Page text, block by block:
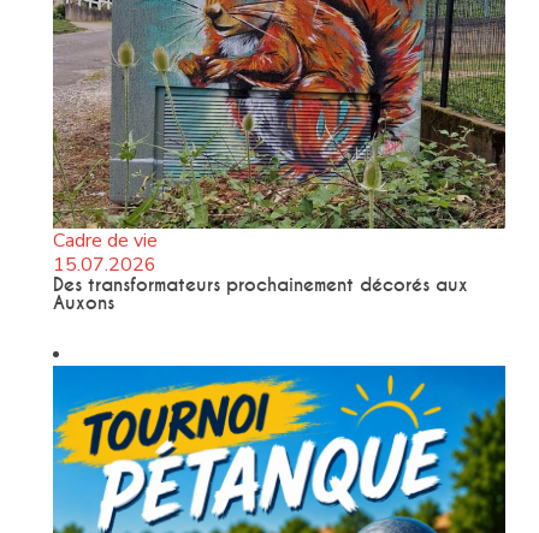
Cadre de vie
15.07.2026
Des transformateurs prochainement décorés aux
Auxons